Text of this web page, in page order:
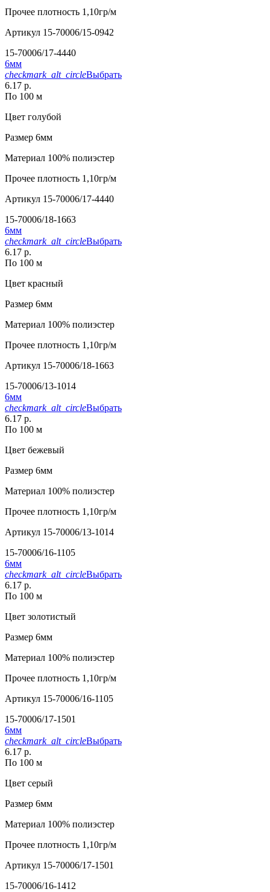
Прочее плотность 1,10гр/м
Артикул 15-70006/15-0942
15-70006/17-4440
6мм
checkmark_alt_circleВыбрать
6.17 р.
По 100 м
Цвет голубой
Размер 6мм
Материал 100% полиэстер
Прочее плотность 1,10гр/м
Артикул 15-70006/17-4440
15-70006/18-1663
6мм
checkmark_alt_circleВыбрать
6.17 р.
По 100 м
Цвет красный
Размер 6мм
Материал 100% полиэстер
Прочее плотность 1,10гр/м
Артикул 15-70006/18-1663
15-70006/13-1014
6мм
checkmark_alt_circleВыбрать
6.17 р.
По 100 м
Цвет бежевый
Размер 6мм
Материал 100% полиэстер
Прочее плотность 1,10гр/м
Артикул 15-70006/13-1014
15-70006/16-1105
6мм
checkmark_alt_circleВыбрать
6.17 р.
По 100 м
Цвет золотистый
Размер 6мм
Материал 100% полиэстер
Прочее плотность 1,10гр/м
Артикул 15-70006/16-1105
15-70006/17-1501
6мм
checkmark_alt_circleВыбрать
6.17 р.
По 100 м
Цвет серый
Размер 6мм
Материал 100% полиэстер
Прочее плотность 1,10гр/м
Артикул 15-70006/17-1501
15-70006/16-1412